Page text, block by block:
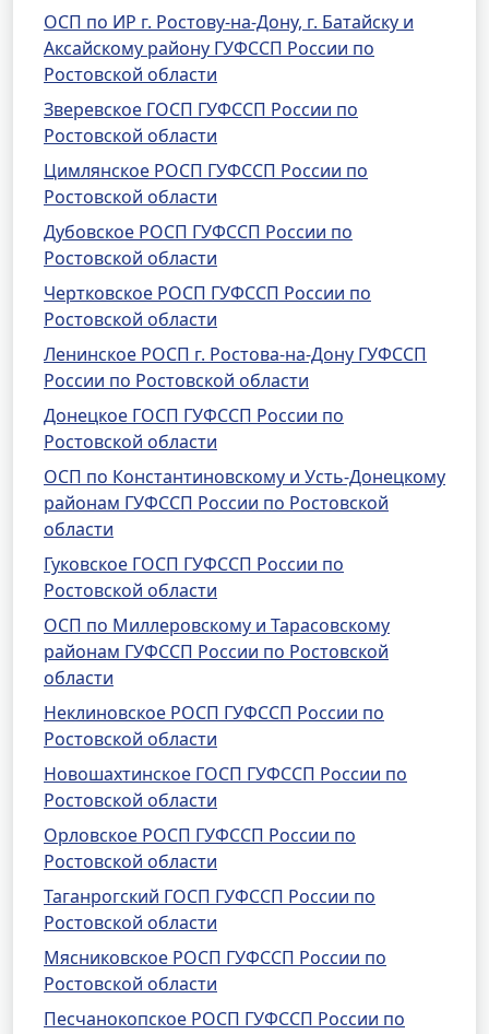
ОСП по ИР г. Ростову-на-Дону, г. Батайску и
Аксайскому району ГУФССП России по
Ростовской области
Зверевское ГОСП ГУФССП России по
Ростовской области
Цимлянское РОСП ГУФССП России по
Ростовской области
Дубовское РОСП ГУФССП России по
Ростовской области
Чертковское РОСП ГУФССП России по
Ростовской области
Ленинское РОСП г. Ростова-на-Дону ГУФССП
России по Ростовской области
Донецкое ГОСП ГУФССП России по
Ростовской области
ОСП по Константиновскому и Усть-Донецкому
районам ГУФССП России по Ростовской
области
Гуковское ГОСП ГУФССП России по
Ростовской области
ОСП по Миллеровскому и Тарасовскому
районам ГУФССП России по Ростовской
области
Неклиновское РОСП ГУФССП России по
Ростовской области
Новошахтинское ГОСП ГУФССП России по
Ростовской области
Орловское РОСП ГУФССП России по
Ростовской области
Таганрогский ГОСП ГУФССП России по
Ростовской области
Мясниковское РОСП ГУФССП России по
Ростовской области
Песчанокопское РОСП ГУФССП России по